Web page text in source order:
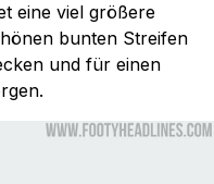
eine viel größere
bunten Streifen
und für einen